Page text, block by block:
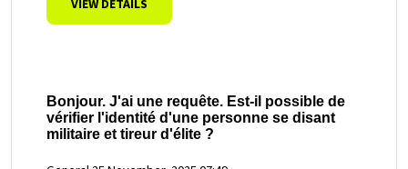
VIEW DETAILS
Bonjour. J'ai une requête. Est-il possible de
vérifier l'identité d'une personne se disant
militaire et tireur d'élite ?